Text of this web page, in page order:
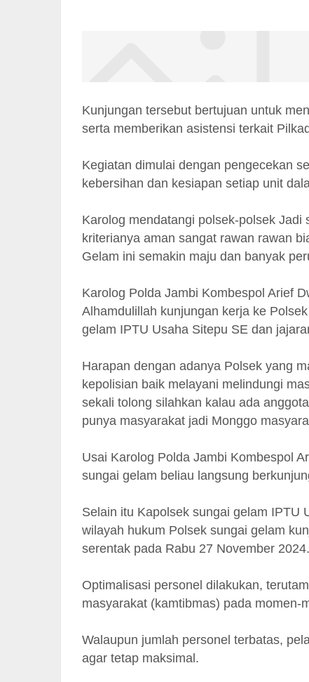
Kunjungan tersebut bertujuan untuk
serta memberikan asistensi terkait
Kegiatan dimulai dengan pengecekan
kebersihan dan kesiapan setiap unit
Karolog mendatangi polsek-polsek
kriterianya aman sangat rawan rawan
Gelam ini semakin maju dan banyak
Karolog Polda Jambi Kombespol Arief
Alhamdulillah kunjungan kerja ke
gelam IPTU Usaha Sitepu SE dan
Harapan dengan adanya Polsek yang
kepolisian baik melayani melindungi
sekali tolong silahkan kalau ada
punya masyarakat jadi Monggo
Usai Karolog Polda Jambi Kombespol
sungai gelam beliau langsung
Selain itu Kapolsek sungai gelam IPTU
wilayah hukum Polsek sungai gelam
serentak pada Rabu 27 November 2024.
Optimalisasi personel dilakukan,
masyarakat (kamtibmas) pada momen-
Walaupun jumlah personel terbatas,
agar tetap maksimal.